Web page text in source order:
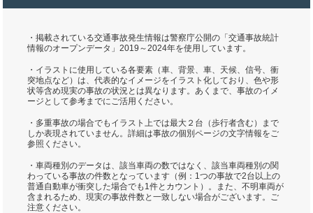
・掲載されている交通事故発生情報は警察庁公開の「交通事故統計
情報のオープンデータ」2019～2024年を使用しています。
・イラストに使用している各要素（車、背景、車、天候、信号、衝
突地点など）は、代表的なイメージをイラスト化しており、色や形
状等含め現実の事故の状況とは異なります。あくまで、事故のイメ
ージとして参考までにご活用ください。
・多重事故の場合でもイラスト上では最大２台（歩行者含む）まで
しか表現されていません。詳細は事故の個別ページの文字情報をご
参照ください。
・車両種別のデータは、該当車両の数ではなく、該当車両種別の関
わっている事故の件数となっています（例：1つの事故で2台以上の
普通自動車が衝突した場合でも1件とカウント）。また、不明車両が
含まれるため、現実の事故件数と一致しない場合がございます。ご
注意ください。